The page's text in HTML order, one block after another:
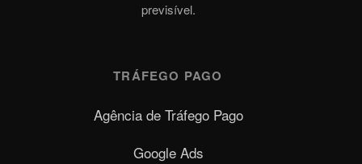
previsível.
TRÁFEGO PAGO
Agência de Tráfego Pago
Google Ads